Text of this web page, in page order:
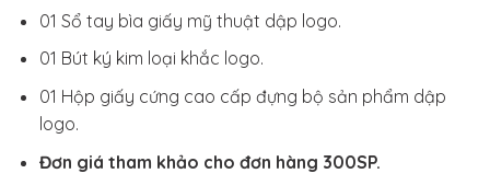
01 Sổ tay bìa giấy mỹ thuật dập logo.
01 Bút ký kim loại khắc logo.
01 Hộp giấy cứng cao cấp đựng bộ sản phẩm dập
logo.
Đơn giá tham khảo cho đơn hàng 300SP.